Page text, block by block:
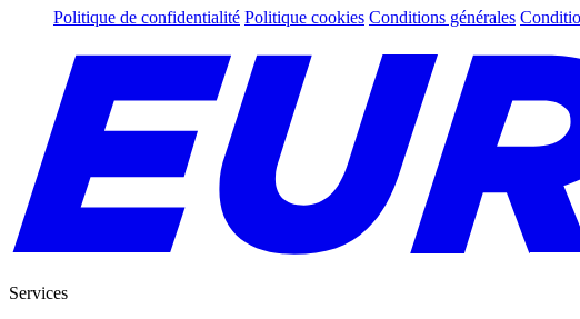
Politique de confidentialité Politique cookies Conditions générales
Services